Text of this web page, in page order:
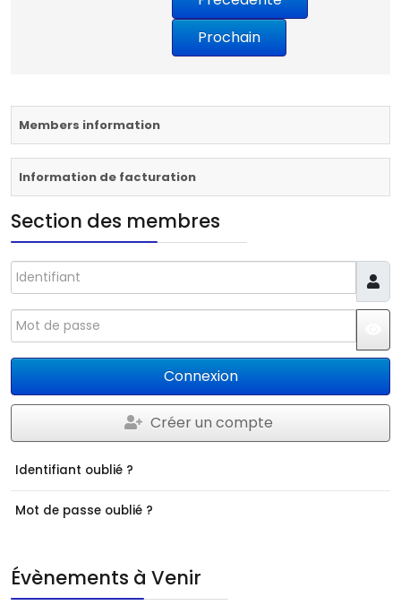
Members information
Information de facturation
Section des membres
Identifiant
Mot de passe
Connexion
Créer un compte
Identifiant oublié ?
Mot de passe oublié ?
Évènements à Venir